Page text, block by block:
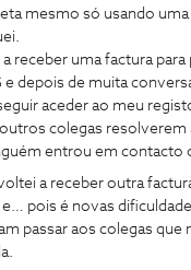
mesmo só usando
receber uma factura para
e depois de muita
aceder ao meu
colegas resolverem
entrou em contacto
a receber outra
e… pois é novas
passar aos colegas que